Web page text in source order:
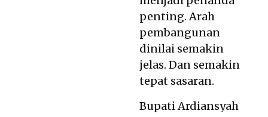
penting. Arah
pembangunan
dinilai semakin
jelas. Dan semakin
tepat sasaran.
Bupati Ardiansyah